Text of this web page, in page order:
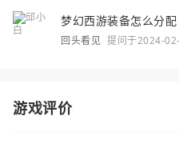
梦幻西游装备怎么分配
回头看见 提问于2024-
游戏评价